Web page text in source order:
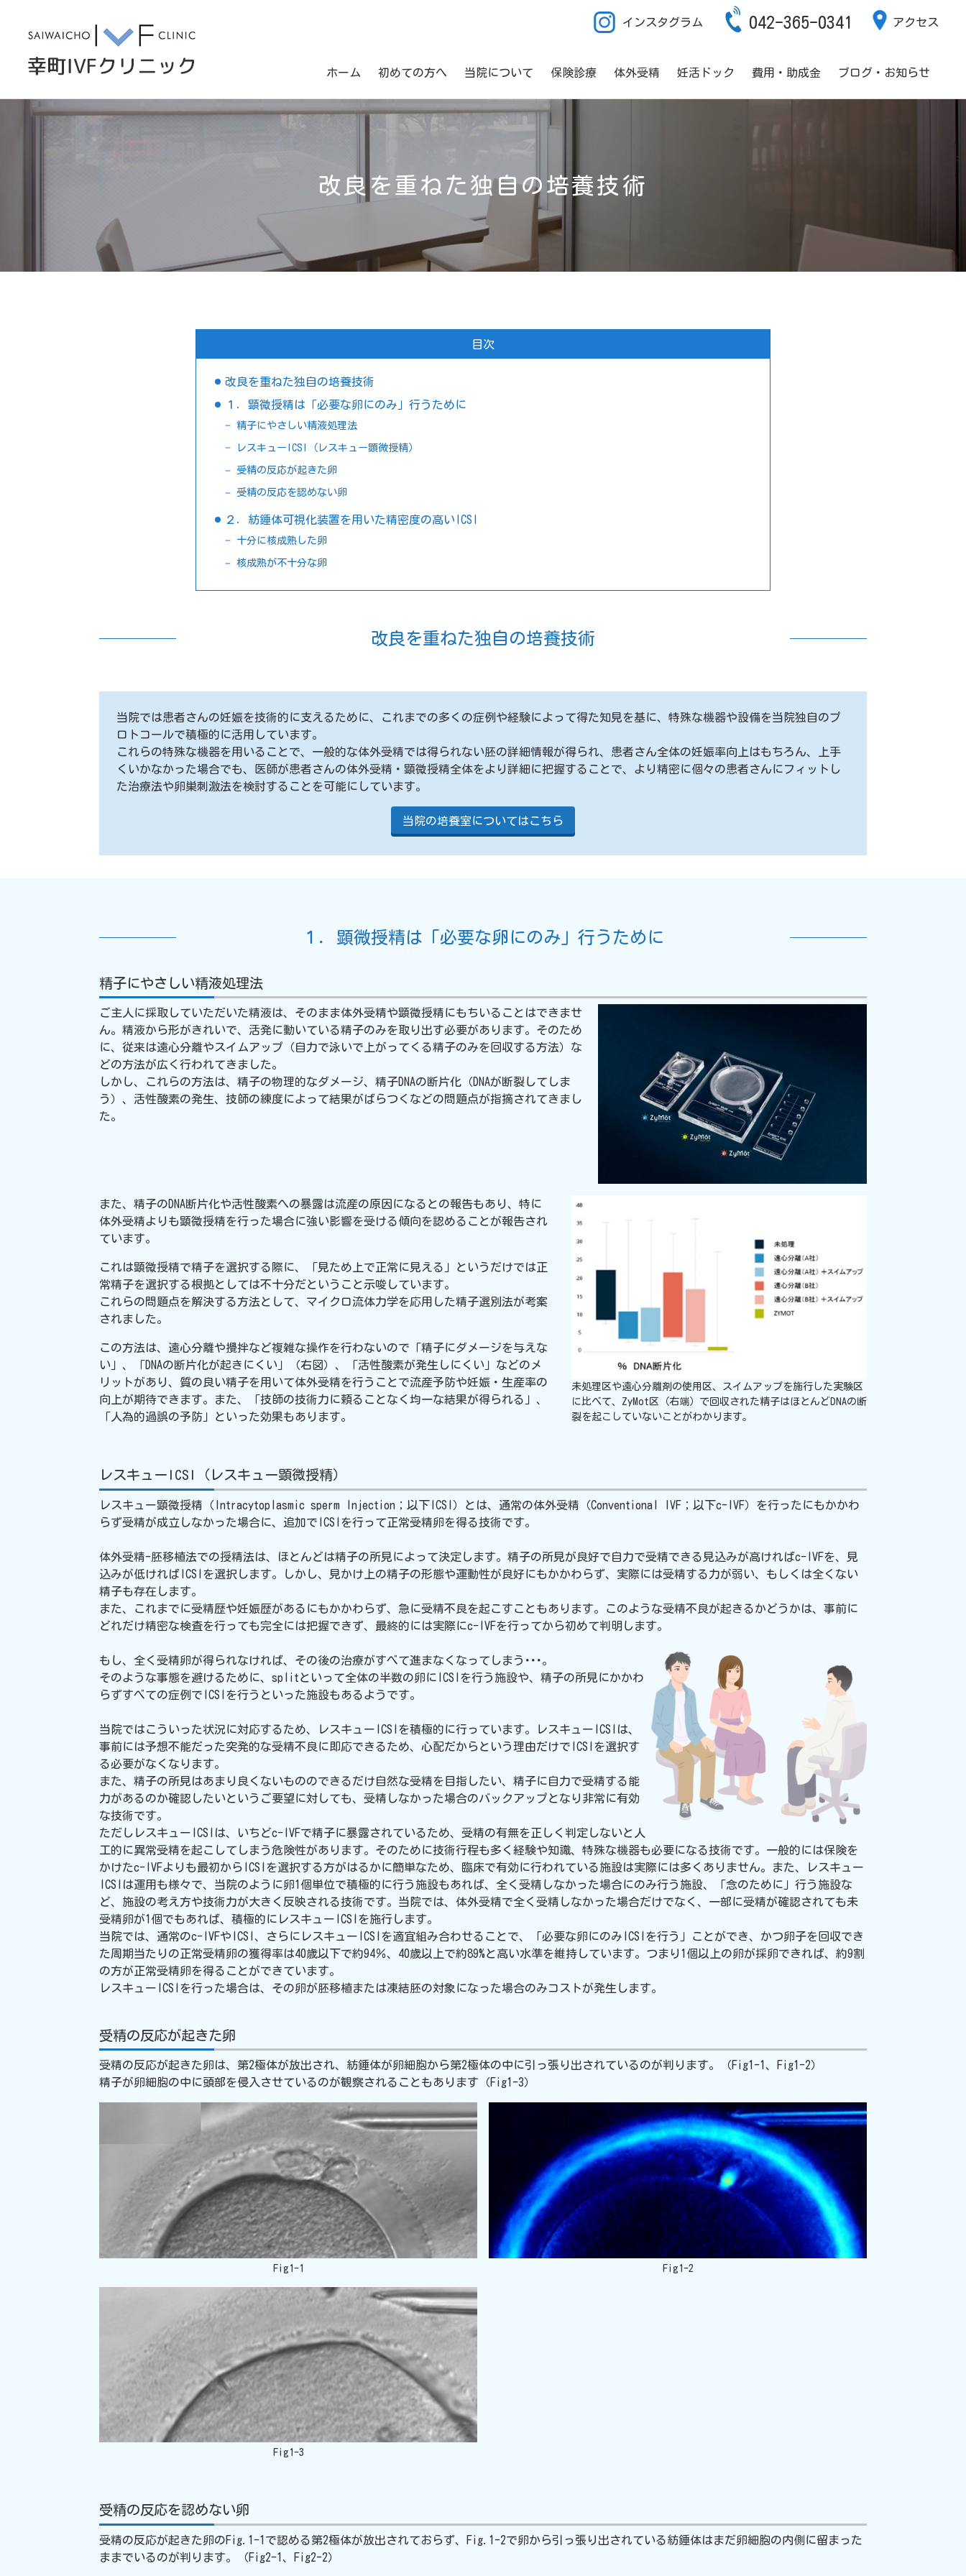
インスタグラム 042-365-0341 アクセス
ホーム 初めての方へ 当院について 保険診療 体外受精 妊活ドック 費用・助成金 ブログ・お知らせ
改良を重ねた独自の培養技術
改良を重ねた独自の培養技術
１．顕微授精は「必要な卵にのみ」行うために
精子にやさしい精液処理法
レスキューICSI（レスキュー顕微授精）
受精の反応が起きた卵
受精の反応を認めない卵
２．紡錘体可視化装置を用いた精密度の高いICSI
十分に核成熟した卵
核成熟が不十分な卵
改良を重ねた独自の培養技術
当院では患者さんの妊娠を技術的に支えるために、これまでの多くの症例や経験によって得た知見を基に、特殊な機器や設備を当院独自のプ
ロトコールで積極的に活用しています。
これらの特殊な機器を用いることで、一般的な体外受精では得られない胚の詳細情報が得られ、患者さん全体の妊娠率向上はもちろん、上手
くいかなかった場合でも、医師が患者さんの体外受精・顕微授精全体をより詳細に把握することで、より精密に個々の患者さんにフィットし
た治療法や卵巣刺激法を検討することを可能にしています。
当院の培養室についてはこちら
１．顕微授精は「必要な卵にのみ」行うために
精子にやさしい精液処理法
ご主人に採取していただいた精液は、そのまま体外受精や顕微授精にもちいることはできませ
ん。精液から形がきれいで、活発に動いている精子のみを取り出す必要があります。そのため
に、従来は遠心分離やスイムアップ（自力で泳いで上がってくる精子のみを回収する方法）な
どの方法が広く行われてきました。
しかし、これらの方法は、精子の物理的なダメージ、精子DNAの断片化（DNAが断裂してしま
う）、活性酸素の発生、技師の練度によって結果がばらつくなどの問題点が指摘されてきまし
た。
また、精子のDNA断片化や活性酸素への暴露は流産の原因になるとの報告もあり、特に
体外受精よりも顕微授精を行った場合に強い影響を受ける傾向を認めることが報告され
ています。
これは顕微授精で精子を選択する際に、「見ため上で正常に見える」というだけでは正
常精子を選択する根拠としては不十分だということ示唆しています。
これらの問題点を解決する方法として、マイクロ流体力学を応用した精子選別法が考案
されました。
この方法は、遠心分離や攪拌など複雑な操作を行わないので「精子にダメージを与えな
い」、「DNAの断片化が起きにくい」
（右図） 、「活性酸素が発生しにくい」などのメ
リットがあり、質の良い精子を用いて体外受精を行うことで流産予防や妊娠・生産率の
向上が期待できます。また、「技師の技術力に頼ることなく均一な結果が得られる」、
「人為的過誤の予防」といった効果もあります。
未処理区や遠心分離剤の使用区、スイムアップを施行した実験区
に比べて、ZyMot区（右端）で回収された精子はほとんどDNAの断
裂を起こしていないことがわかります。
レスキューICSI（レスキュー顕微授精）
レスキュー顕微授精（Intracytoplasmic sperm Injection；以下ICSI）とは、通常の体外受精（Conventional IVF；以下c-IVF）を行ったにもかかわ
らず受精が成立しなかった場合に、追加でICSIを行って正常受精卵を得る技術です。
体外受精-胚移植法での授精法は、ほとんどは精子の所見によって決定します。精子の所見が良好で自力で受精できる見込みが高ければc-IVFを、見
込みが低ければICSIを選択します。しかし、見かけ上の精子の形態や運動性が良好にもかかわらず、実際には受精する力が弱い、もしくは全くない
精子も存在します。
また、これまでに受精歴や妊娠歴があるにもかかわらず、急に受精不良を起こすこともあります。このような受精不良が起きるかどうかは、事前に
どれだけ精密な検査を行っても完全には把握できず、最終的には実際にc-IVFを行ってから初めて判明します。
もし、全く受精卵が得られなければ、その後の治療がすべて進まなくなってしまう･･･。
そのような事態を避けるために、splitといって全体の半数の卵にICSIを行う施設や、精子の所見にかかわ
らずすべての症例でICSIを行うといった施設もあるようです。
当院ではこういった状況に対応するため、レスキューICSIを積極的に行っています。レスキューICSIは、
事前には予想不能だった突発的な受精不良に即応できるため、心配だからという理由だけでICSIを選択す
る必要がなくなります。
また、精子の所見はあまり良くないもののできるだけ自然な受精を目指したい、精子に自力で受精する能
力があるのか確認したいというご要望に対しても、受精しなかった場合のバックアップとなり非常に有効
な技術です。
ただしレスキューICSIは、いちどc-IVFで精子に暴露されているため、受精の有無を正しく判定しないと人
工的に異常受精を起こしてしまう危険性があります。そのために技術行程も多く経験や知識、特殊な機器も必要になる技術です。一般的には保険を
かけたc-IVFよりも最初からICSIを選択する方がはるかに簡単なため、臨床で有効に行われている施設は実際には多くありません。また、レスキュー
ICSIは運用も様々で、当院のように卵1個単位で積極的に行う施設もあれば、全く受精しなかった場合にのみ行う施設、「念のために」行う施設な
ど、施設の考え方や技術力が大きく反映される技術です。当院では、体外受精で全く受精しなかった場合だけでなく、一部に受精が確認されても未
受精卵が1個でもあれば、積極的にレスキューICSIを施行します。
当院では、通常のc-IVFやICSI、さらにレスキューICSIを適宜組み合わせることで、「必要な卵にのみICSIを行う」ことができ、かつ卵子を回収でき
た周期当たりの正常受精卵の獲得率は40歳以下で約94％、40歳以上で約89%と高い水準を維持しています。つまり1個以上の卵が採卵できれば、約9割
の方が正常受精卵を得ることができています。
レスキューICSIを行った場合は、その卵が胚移植または凍結胚の対象になった場合のみコストが発生します。
受精の反応が起きた卵
受精の反応が起きた卵は、第2極体が放出され、紡錘体が卵細胞から第2極体の中に引っ張り出されているのが判ります。（Fig1-1、Fig1-2）
精子が卵細胞の中に頭部を侵入させているのが観察されることもあります（Fig1-3）
Fig1-1 Fig1-2
Fig1-3
受精の反応を認めない卵
受精の反応が起きた卵のFig.1-1で認める第2極体が放出されておらず、Fig.1-2で卵から引っ張り出されている紡錘体はまだ卵細胞の内側に留まった
ままでいるのが判ります。（Fig2-1、Fig2-2）